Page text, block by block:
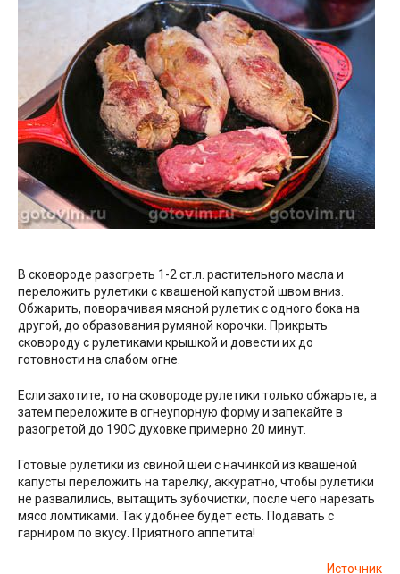
В сковороде разогреть 1-2 ст.л. растительного масла и
переложить рулетики с квашеной капустой швом вниз.
Обжарить, поворачивая мясной рулетик с одного бока на
другой, до образования румяной корочки. Прикрыть
сковороду с рулетиками крышкой и довести их до
готовности на слабом огне.
Если захотите, то на сковороде рулетики только обжарьте, а
затем переложите в огнеупорную форму и запекайте в
разогретой до 190С духовке примерно 20 минут.
Готовые рулетики из свиной шеи с начинкой из квашеной
капусты переложить на тарелку, аккуратно, чтобы рулетики
не развалились, вытащить зубочистки, после чего нарезать
мясо ломтиками. Так удобнее будет есть. Подавать с
гарниром по вкусу. Приятного аппетита!
Источник